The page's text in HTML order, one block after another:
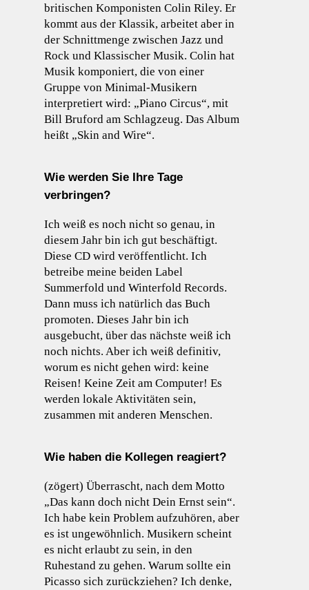
britischen Komponisten Colin Riley. Er
kommt aus der Klassik, arbeitet aber in
der Schnittmenge zwischen Jazz und
Rock und Klassischer Musik. Colin hat
Musik komponiert, die von einer
Gruppe von Minimal-Musikern
interpretiert wird: „Piano Circus“, mit
Bill Bruford am Schlagzeug. Das Album
heißt „Skin and Wire“.
Wie werden Sie Ihre Tage
verbringen?
Ich weiß es noch nicht so genau, in
diesem Jahr bin ich gut beschäftigt.
Diese CD wird veröffentlicht. Ich
betreibe meine beiden Label
Summerfold und Winterfold Records.
Dann muss ich natürlich das Buch
promoten. Dieses Jahr bin ich
ausgebucht, über das nächste weiß ich
noch nichts. Aber ich weiß definitiv,
worum es nicht gehen wird: keine
Reisen! Keine Zeit am Computer! Es
werden lokale Aktivitäten sein,
zusammen mit anderen Menschen.
Wie haben die Kollegen reagiert?
(zögert) Überrascht, nach dem Motto
„Das kann doch nicht Dein Ernst sein“.
Ich habe kein Problem aufzuhören, aber
es ist ungewöhnlich. Musikern scheint
es nicht erlaubt zu sein, in den
Ruhestand zu gehen. Warum sollte ein
Picasso sich zurückziehen? Ich denke,